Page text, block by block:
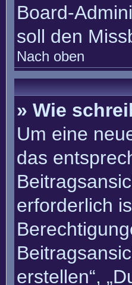
Board-
soll den
Nach oben
» Wie
Um eine
das
erforderlich
erstellen“,